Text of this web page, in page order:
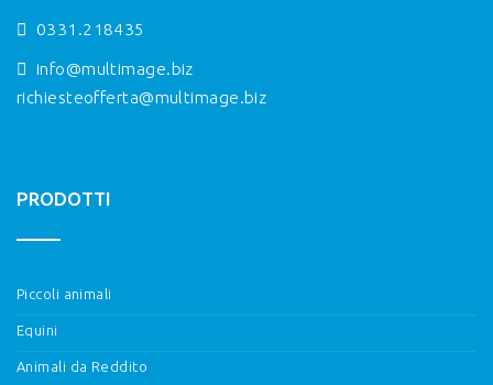
0331.218435
info@multimage.biz
richiesteofferta@multimage.biz
PRODOTTI
Piccoli animali
Equini
Animali da Reddito